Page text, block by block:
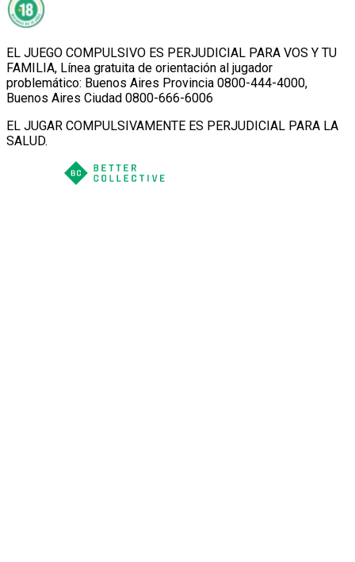
EL JUEGO COMPULSIVO ES PERJUDICIAL PARA VOS Y TU
FAMILIA, Línea gratuita de orientación al jugador
problemático: Buenos Aires Provincia 0800-444-4000,
Buenos Aires Ciudad 0800-666-6006
EL JUGAR COMPULSIVAMENTE ES PERJUDICIAL PARA LA
SALUD.